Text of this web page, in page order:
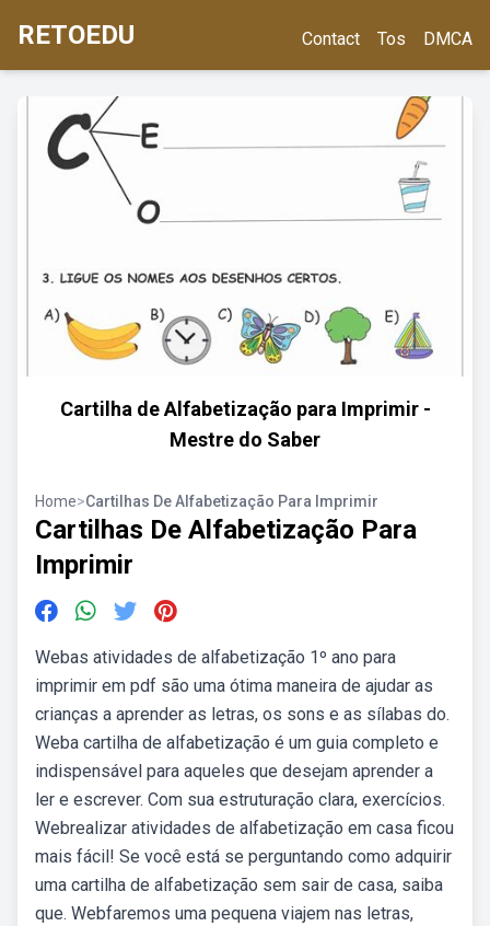
RETOEDU Contact Tos DMCA
Cartilha de Alfabetização para Imprimir -
Mestre do Saber
Home>Cartilhas De Alfabetização Para Imprimir
Cartilhas De Alfabetização Para
Imprimir
Webas atividades de alfabetização 1º ano para
imprimir em pdf são uma ótima maneira de ajudar as
crianças a aprender as letras, os sons e as sílabas do.
Weba cartilha de alfabetização é um guia completo e
indispensável para aqueles que desejam aprender a
ler e escrever. Com sua estruturação clara, exercícios.
Webrealizar atividades de alfabetização em casa ficou
mais fácil! Se você está se perguntando como adquirir
uma cartilha de alfabetização sem sair de casa, saiba
que. Webfaremos uma pequena viajem nas letras,